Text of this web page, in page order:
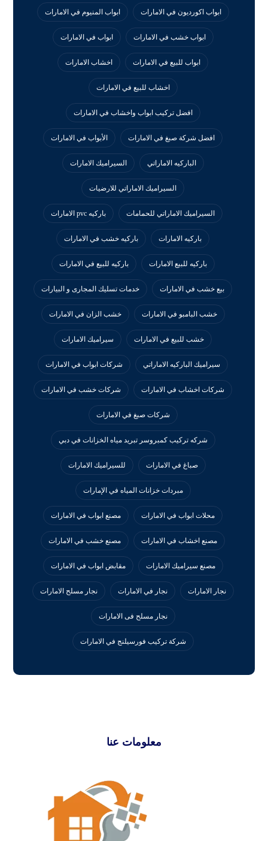
ابواب اكورديون في الامارات ابواب المنيوم في الامارات
ابواب خشب في الامارات ابواب في الامارات
ابواب للبيع في الامارات اخشاب الامارات
اخشاب للبيع في الامارات
افضل تركيب ابواب واخشاب في الامارات
افضل شركة صبغ في الامارات الأبواب في الامارات
الباركيه الاماراتي السيراميك الامارات
السيراميك الاماراتي للارضيات
السيراميك الاماراتي للحمامات باركيه pvc الامارات
باركيه الامارات باركيه خشب في الامارات
باركيه للبيع الامارات باركيه للبيع في الامارات
بيع خشب في الامارات خدمات تسليك المجارى و البيارات
خشب البامبو في الامارات خشب الزان في الامارات
خشب للبيع في الامارات سيراميك الامارات
سيراميك الباركيه الاماراتي شركات ابواب في الامارات
شركات اخشاب في الامارات شركات خشب في الامارات
شركات صبغ في الامارات
شركه تركيب كمبروسر تبريد مياه الخزانات في دبي
صباغ في الامارات للسيراميك الامارات
مبردات خزانات المياه في الإمارات
محلات ابواب في الامارات مصنع ابواب في الامارات
مصنع اخشاب في الامارات مصنع خشب في الامارات
مصنع سيراميك الامارات مقابض ابواب في الامارات
نجار الامارات نجار في الامارات نجار مسلح الامارات
نجار مسلح فى الامارات
‏شركة تركيب فورسيلنج في الامارات
معلومات عنا